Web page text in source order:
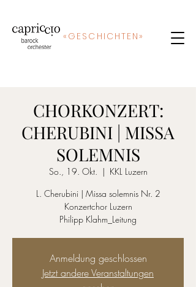
« GESCHICHTEN»
CHORKONZERT:
CHERUBINI | MISSA
SOLEMNIS
So., 19. Okt.
  |
KKL Luzern
L. Cherubini | Missa solemnis Nr. 2
Konzertchor Luzern
Philipp Klahm_Leitung
Anmeldung geschlossen
Jetzt andere Veranstaltungen